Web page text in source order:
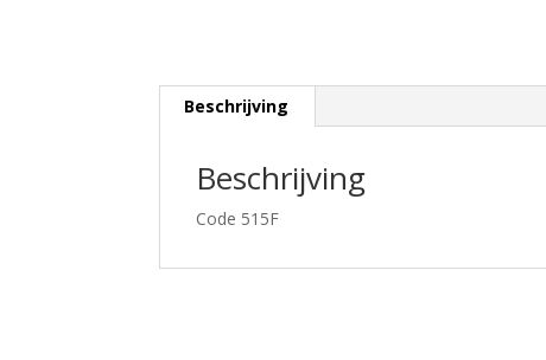
Beschrijving
Beschrijving
Code 515F